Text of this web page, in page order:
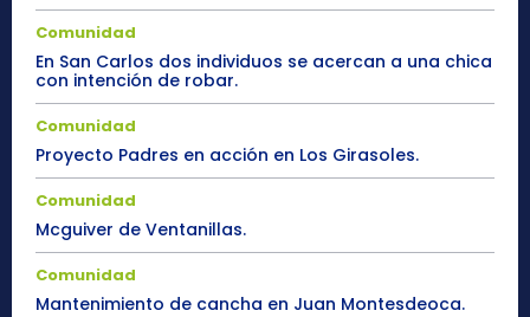
Comunidad
En San Carlos dos individuos se acercan a una chica
con intención de robar.
Comunidad
Proyecto Padres en acción en Los Girasoles.
Comunidad
Mcguiver de Ventanillas.
Comunidad
Mantenimiento de cancha en Juan Montesdeoca.